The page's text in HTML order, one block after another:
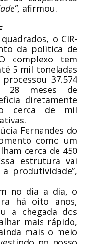
, afirmou.
o CIR-
da política de
complexo tem
5 mil toneladas
37.574
28 meses de
diretamente
cerca de mil
Fernandes do
como um
cerca de 450
estrutura vai
produtividade”,
no dia a dia, o
há oito anos,
a chegada dos
mais rápido,
mais o meio